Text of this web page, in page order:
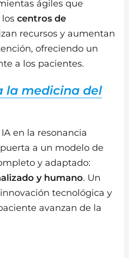
ágiles que
centros de
recursos y aumentan
ofreciendo un
a los pacientes.
la medicina del
en la resonancia
a un modelo de
y adaptado:
y humano. Un
tecnológica y
avanzan de la